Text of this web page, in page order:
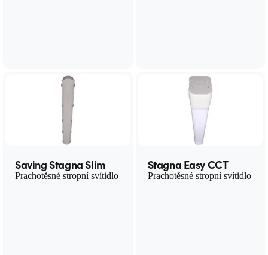
Saving Stagna Slim
Prachotěsné stropní svítidlo
Stagna Easy CCT
Prachotěsné stropní svítidlo